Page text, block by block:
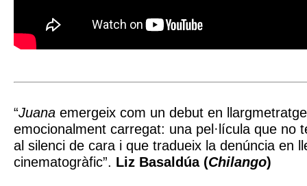
“Juana emergeix com un debut en
emocionalment carregat: una pel·lícula que no
al silenci de cara i que tradueix la denúncia en
cinematogràfic”. Liz Basaldúa (Chilango)